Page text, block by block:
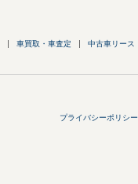
車買取・車査定 中古車リース
プライバシーポリシー